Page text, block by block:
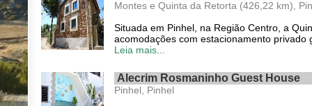
Montes e Quinta da Retorta (426,22 km),
Situada em Pinhel, na Região Centro, a
acomodações com estacionamento privado
Leia mais...
Alecrim Rosmaninho Guest House
Pinhel, Pinhel